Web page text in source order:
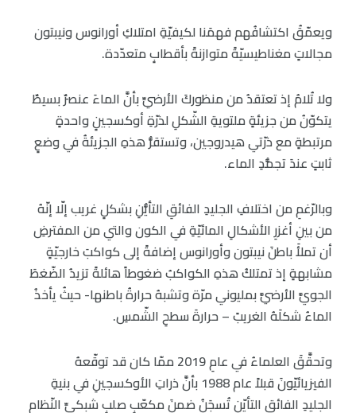
ويعمّقُ اكتشافُهم فهمَنا لكيفيّةِ امتلاكِ أورانوس ونيبتون
مجالاتٍ مغناطيسيّةً متوازنةً بأقطابٍ متعدّدة.
ولا تُلامُ إذ تعتقدُ من منظوركَ الأرضيِّ بأنَّ الماءَ عنصرٌ بسيطٌ
يتكوّنُ من جزيئةٍ ملتويةِ الشّكلِ لذرّةِ أوكسجينٍ واحدةٍ
مرتبطةٍ مع ذرّتي هيدروجين، وتستقرُّ هذهِ الجزيئةُ في وضعٍ
ثابتٍ عندَ تجمُّدِ الماء.
وبالرّغمِ من اختلافِ الجليدِ الفائقِ التأيُّنِ بشكلٍ غريب إلّا إنّهُ
من بينِ أغزرِ الأشكالِ المائيّةِ في الكون والتي من المفترضِ
أن تملأَ باطنَ نيبتون وأورانوس إضافةً إلى كواكبَ خارجيّةٍ
مشابهةٍ إذ تمتلكُ هذهِ الكواكبُ ضغوطاً هائلةً تزيدُ الضّغطَ
الجويَّ الأرضيَّ بمليوني مرّة وتشبهُ حرارةُ باطنها- حيثُ يأخذُ
الماءُ شكلَهُ الغريبً – حرارةَ سطحِ الشّمسِ.
وتحقَّقَ العلماءُ في عامِ 2019 ممّا كان قد توقّعهُ
الفيزيائيّونَ قبلاً عام 1988 بأنَّ ذراتِ الأوكسجينِ في بنيةِ
الجليدِ الفائقِ التأيّنِ تُسجَنُ ضمنَ مكعّبٍ صلبٍ شبكيِّ النّظام